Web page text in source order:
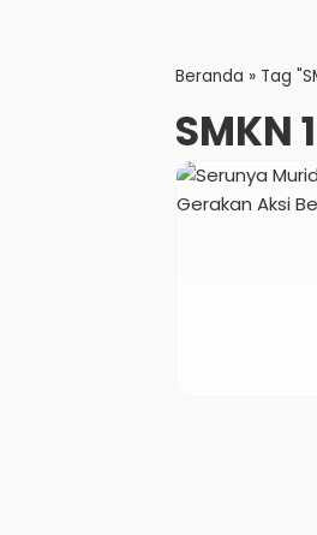
Beranda » Tag